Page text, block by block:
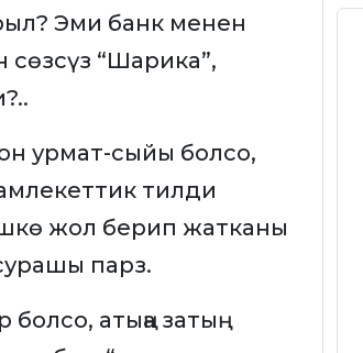
Эми банк менен
“Шарика”,
урмат-сыйы болсо,
тилди
жол берип жатканы
парз.
атыңа затың